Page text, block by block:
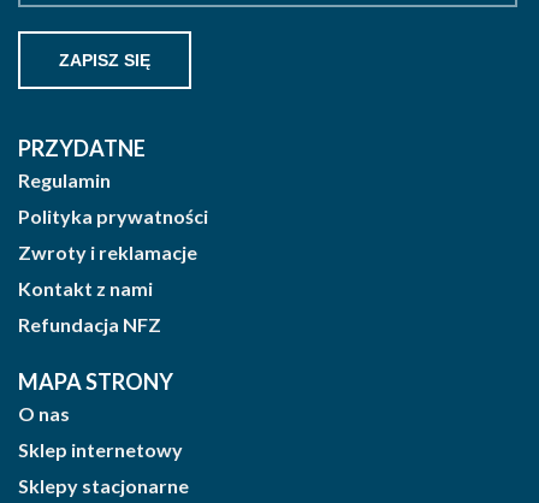
PRZYDATNE
Regulamin
Polityka prywatności
Zwroty i reklamacje
Kontakt z nami
Refundacja NFZ
MAPA STRONY
O nas
Sklep internetowy
Sklepy stacjonarne